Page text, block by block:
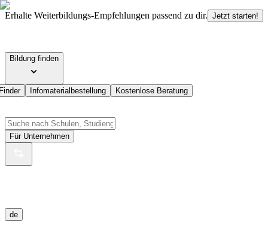
Erhalte Weiterbildungs-Empfehlungen passend zu dir. Jetzt starten!
Bildung finden
Infomaterialbestellung Kostenlose Beratung
Für Unternehmen
de